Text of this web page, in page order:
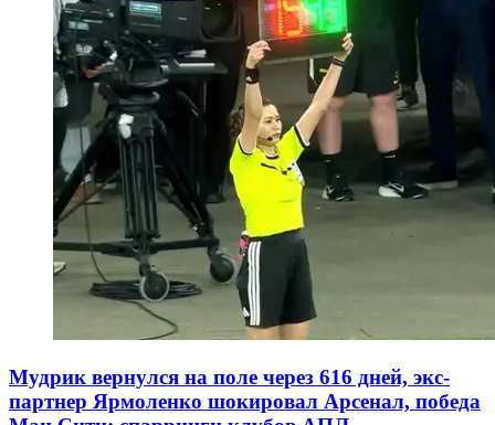
Мудрик вернулся на поле через 616 дней, экс-
партнер Ярмоленко шокировал Арсенал, победа